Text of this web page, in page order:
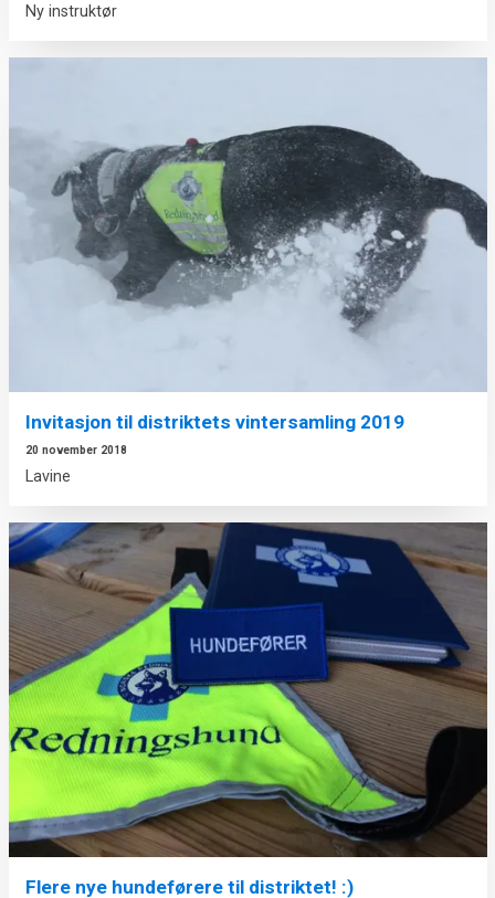
Ny instruktør
Invitasjon til distriktets vintersamling 2019
20 november 2018
Lavine
Flere nye hundeførere til distriktet! :)